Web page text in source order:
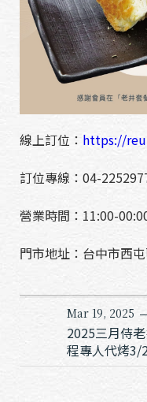
線上訂位： https://
訂位專線：04-
營業時間：11:00-
門市地址：台中市西
Mar 19, 2025
2025三月侍
程專人代烤